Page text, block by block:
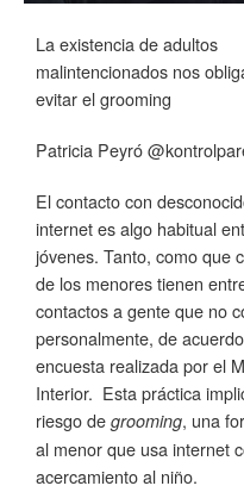
La existencia de adultos
malintencionados nos
evitar el grooming
Patricia Peyró
El contacto con
internet es algo habitual
jóvenes. Tanto, como que
de los menores tienen
contactos a gente que no
personalmente, de
encuesta realizada por el
Interior. Esta práctica
riesgo de grooming, una
al menor que usa internet
acercamiento al niño.